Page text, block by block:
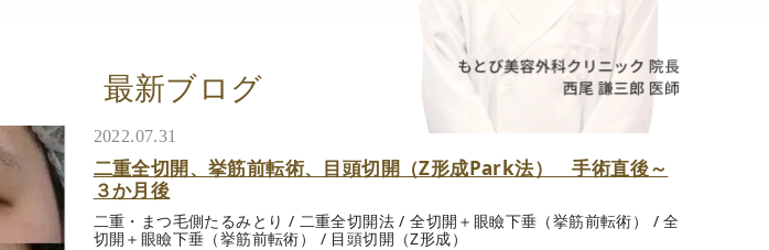
最新ブログ
2022.07.31
二重全切開、挙筋前転術、目頭切開（Z形成Park法） 手術直後～
３か月後
二重・まつ毛側たるみとり / 二重全切開法 /全切開＋眼瞼下垂（挙筋前転術） /全
切開＋眼瞼下垂（挙筋前転術）
/ 目頭切開（Z形成）